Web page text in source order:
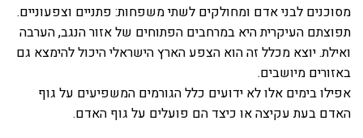
מסוכנים לבני אדם ומחולקים לשתי משפחות: פתניים וצפעוניים.
תפוצתם העיקרית היא במרחבים הפתוחים של אזור הנגב, הערבה
ואילת. יוצא מכלל זה הוא הצפע הארץ הישראלי היכול להימצא גם
באזורים מיושבים.
אפילו בימים אלו לא ידועים כלל הגורמים המשפיעים על גוף
האדם בעת עקיצה או כיצד הם פועלים על גוף האדם.